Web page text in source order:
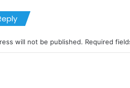
will not be published. Required